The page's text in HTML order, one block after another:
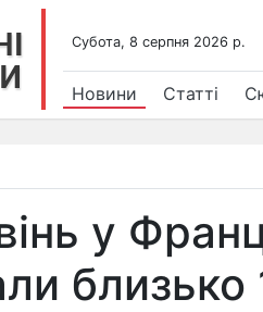
Субота, 8 серпня 2026 р.
Новини Статті
у
близько